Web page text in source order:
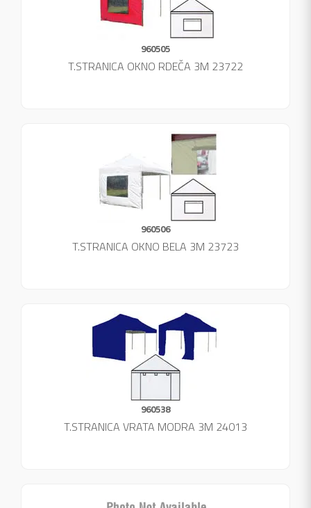
960505
T.STRANICA OKNO RDEČA 3M 23722
960506
T.STRANICA OKNO BELA 3M 23723
960538
T.STRANICA VRATA MODRA 3M 24013